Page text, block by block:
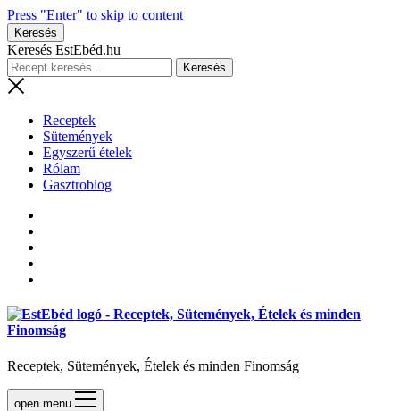
Press "Enter" to skip to content
Keresés
Keresés EstEbéd.hu
Receptek
Sütemények
Egyszerű ételek
Rólam
Gasztroblog
Receptek, Sütemények, Ételek és minden Finomság
open menu